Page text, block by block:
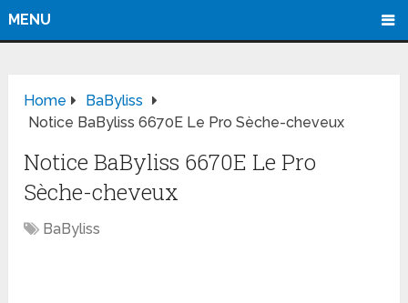
MENU
Home
BaByliss
Notice BaByliss 6670E Le Pro Sèche-cheveux
Notice BaByliss 6670E Le Pro
Sèche-cheveux
BaByliss